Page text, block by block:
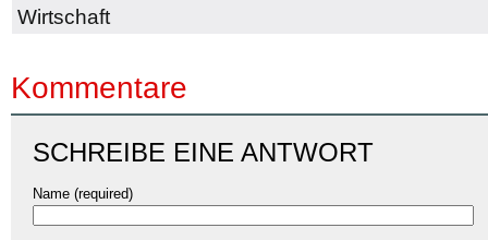
Wirtschaft
Kommentare
SCHREIBE EINE ANTWORT
Name (required)